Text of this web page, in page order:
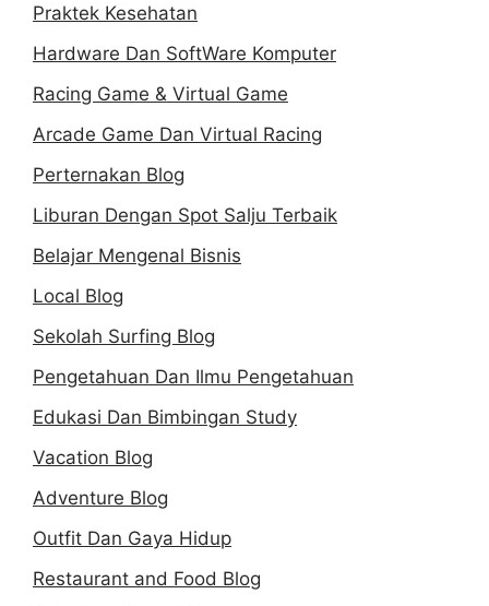
Praktek Kesehatan
Hardware Dan SoftWare Komputer
Racing Game & Virtual Game
Arcade Game Dan Virtual Racing
Perternakan Blog
Liburan Dengan Spot Salju Terbaik
Belajar Mengenal Bisnis
Local Blog
Sekolah Surfing Blog
Pengetahuan Dan Ilmu Pengetahuan
Edukasi Dan Bimbingan Study
Vacation Blog
Adventure Blog
Outfit Dan Gaya Hidup
Restaurant and Food Blog